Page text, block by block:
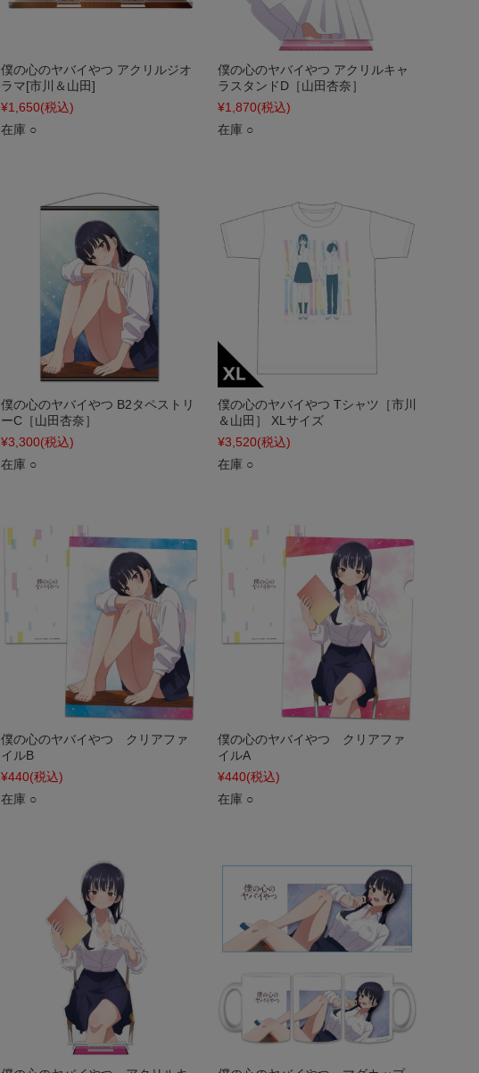
僕の心のヤバイやつ アクリルジオ
ラマ[市川＆山田]
¥1,650(税込)
在庫 ○
僕の心のヤバイやつ アクリルキャ
ラスタンドD［山田杏奈］
¥1,870(税込)
在庫 ○
僕の心のヤバイやつ B2タペストリ
ーC［山田杏奈］
¥3,300(税込)
在庫 ○
僕の心のヤバイやつ Tシャツ［市川
＆山田］ XLサイズ
¥3,520(税込)
在庫 ○
僕の心のヤバイやつ クリアファ
イルB
¥440(税込)
在庫 ○
僕の心のヤバイやつ クリアファ
イルA
¥440(税込)
在庫 ○